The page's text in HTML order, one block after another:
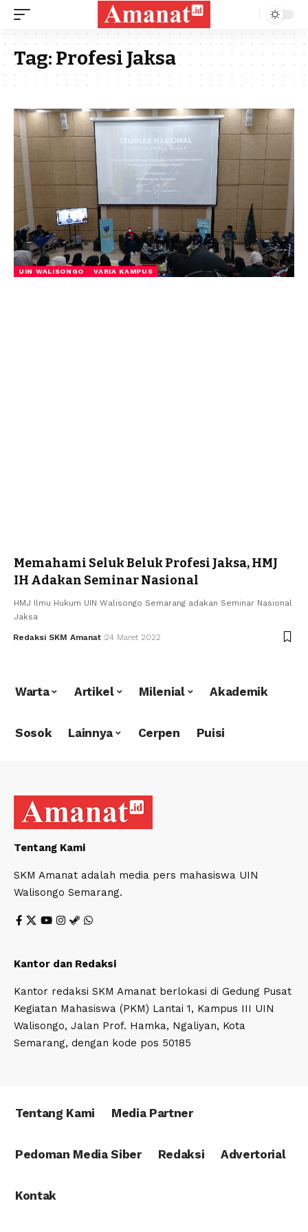
Tag:Profesi Jaksa
UIN WALISONGO VARIA KAMPUS
Memahami Seluk Beluk Profesi Jaksa, HMJ
IH Adakan Seminar Nasional
HMJ Ilmu Hukum UIN Walisongo Semarang adakan Seminar Nasional
Jaksa
Redaksi SKM Amanat 24 Maret 2022
Warta Artikel Milenial Akademik
Sosok Lainnya Cerpen Puisi
Tentang Kami
SKM Amanat adalah media pers mahasiswa UIN
Walisongo Semarang.
Kantor dan Redaksi
Kantor redaksi SKM Amanat berlokasi di Gedung Pusat
Kegiatan Mahasiswa (PKM) Lantai 1, Kampus III UIN
Walisongo, Jalan Prof. Hamka, Ngaliyan, Kota
Semarang, dengan kode pos 50185
Tentang Kami Media Partner
Pedoman Media Siber Redaksi Advertorial
Kontak